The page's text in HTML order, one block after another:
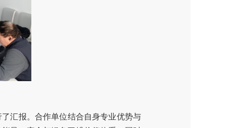
汇报。合作单位结合自身专业优势与